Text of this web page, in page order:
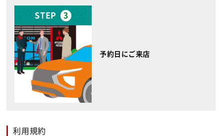
STEP 3
予約日にご来店
利用規約